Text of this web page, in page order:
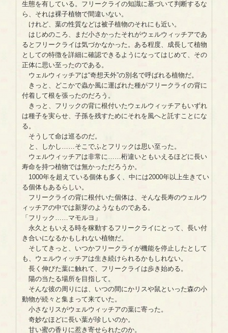
生態を有している。フリークライの知識に基づいて判断するな
ら、それは裸子植物で間違いない。
けれど、葉の性質などは被子植物のそれにも近い。
はじめのころ、まだ小さかったそれがウェルウィッチアであ
るとフリークライは気づかなかった。ある程度、成長して植物
としての特徴を詳細に確認できるようになってはじめて、その
正体に思い至ったのである。
ウェルウィッチアは“奇想天外”の別名で呼ばれる植物だ。
きっと、どこかで蟲か風に運ばれた種がフリークライの背に
付着して根を張ったのだろう。
きっと、フリックの背に根付いたウェルウィッチアもいずれ
は種子を実らせ、子孫を残すためにそれを風へと託すことにな
る。
そうして命は巡るのだ。
と、しかし……そこでふとフリックは思い至った。
ウェルウィッチアは非常に……桁違いともいえるほどに長い
寿命を持つ植物では無かっただろうか。
1000年を超えている個体も多く、中には2000年以上生きてい
る個体もあるらしい。
フリークライの背に根付いた個体は、そんな長寿のウェルウ
ィッチアの中では新芽のようなものである。
「フリック……マモルヨ」
永久ともいえる時を稼動するフリークライにとって、長い付
き合いになるかもしれない植物だ。
そしてきっと、いつかフリークライが機能を停止したとして
も、ウェルウィッチアは生き続けられるかもしれない。
長く伸びた葉に触れて、フリークライは歩き始める。
陽の当たる場所を目指して。
そんな彼の周りには、いつの間にかリスや鼠といった森の小
動物が続々と集まって来ていた。
小さなリスがウェルウィッチアの葉に寄った。
奇妙なほどに長い葉が珍しいのか。
甘い蜜の香りに惹き寄せられたのか。